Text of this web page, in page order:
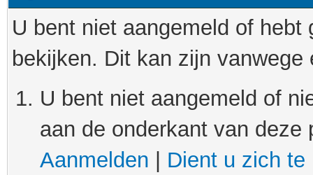
U bent niet aangemeld of
bekijken. Dit kan zijn
U bent niet aangemeld of
aan de onderkant van
Aanmelden
Dient u zich te